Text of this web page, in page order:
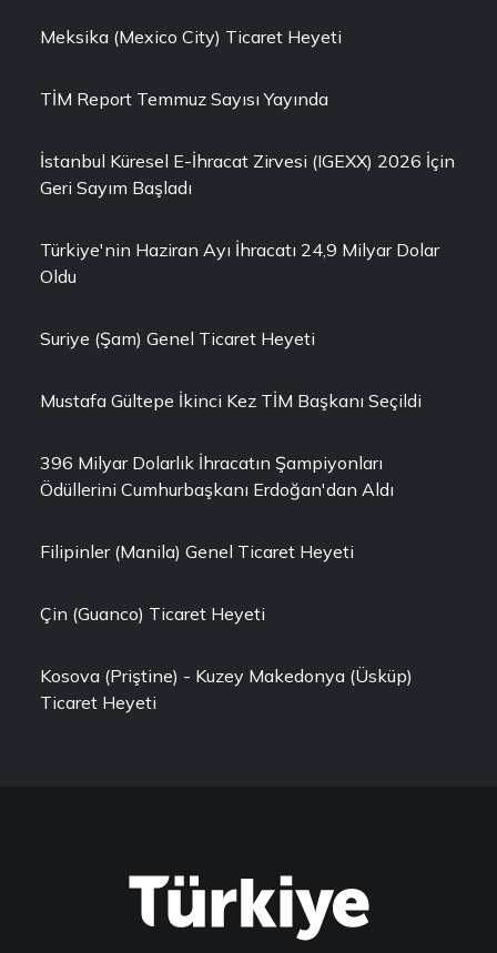
Meksika (Mexico City) Ticaret Heyeti
TİM Report Temmuz Sayısı Yayında
İstanbul Küresel E-İhracat Zirvesi (IGEXX) 2026 İçin
Geri Sayım Başladı
Türkiye'nin Haziran Ayı İhracatı 24,9 Milyar Dolar
Oldu
Suriye (Şam) Genel Ticaret Heyeti
Mustafa Gültepe İkinci Kez TİM Başkanı Seçildi
396 Milyar Dolarlık İhracatın Şampiyonları
Ödüllerini Cumhurbaşkanı Erdoğan'dan Aldı
Filipinler (Manila) Genel Ticaret Heyeti
Çin (Guanco) Ticaret Heyeti
Kosova (Priştine) - Kuzey Makedonya (Üsküp)
Ticaret Heyeti